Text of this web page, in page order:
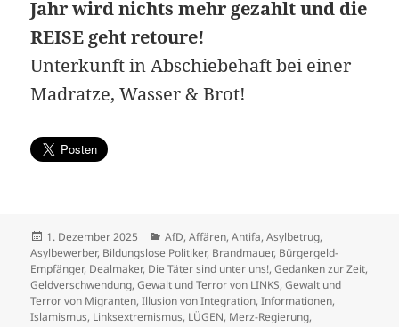
Jahr wird nichts mehr gezahlt und die
REISE geht retoure!
Unterkunft in Abschiebehaft bei einer
Madratze, Wasser & Brot!
Veröffentlicht
am
1. Dezember 2025 Kategorien
AfD,Affären,Antifa,Asylbetrug,
Asylbewerber, Bildungslose Politiker, Brandmauer, Bürgergeld-
Empfänger, Dealmaker, Die Täter sind unter uns!,Gedanken zur Zeit,
Geldverschwendung,Gewalt und Terror von LINKS,Gewalt und
Terror von Migranten,Illusion von Integration,Informationen,
Islamismus, Linksextremismus, LÜGEN, Merz-Regierung,